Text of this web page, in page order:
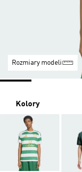
Rozmiary modeli
Kolory